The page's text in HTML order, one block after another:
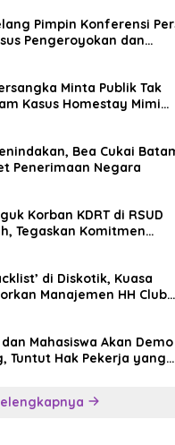
Pimpin Konferensi
Pengeroyokan dan
Minta Publik Tak
Kasus Homestay Mimi
Bea Cukai
Penerimaan Negara
Korban KDRT di RSUD
Tegaskan Komitmen
di Diskotik, Kuasa
Manajemen HH Club
Mahasiswa Akan
Tuntut Hak Pekerja yang